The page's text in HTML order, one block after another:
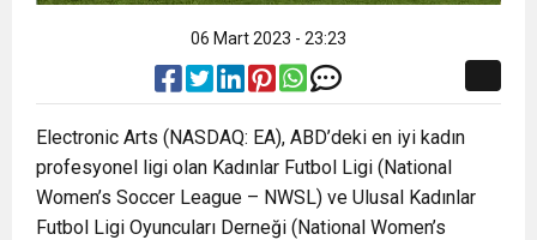
06 Mart 2023 - 23:23
Electronic Arts (NASDAQ: EA), ABD’deki en iyi kadın
profesyonel ligi olan Kadınlar Futbol Ligi (National
Women’s Soccer League – NWSL) ve Ulusal Kadınlar
Futbol Ligi Oyuncuları Derneği (National Women’s